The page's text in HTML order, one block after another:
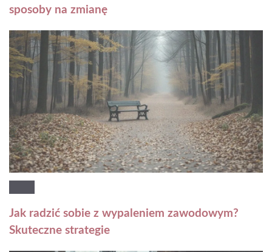
sposoby na zmianę
Jak radzić sobie z wypaleniem zawodowym?
Skuteczne strategie